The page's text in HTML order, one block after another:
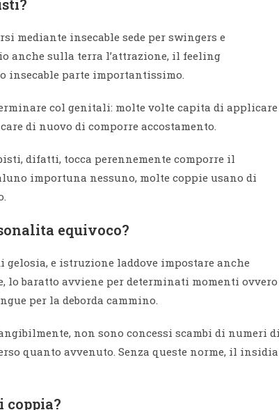
mediante insecable sede per swingers e
anche sulla terra l’attrazione, il feeling
insecable parte importantissimo.
col genitali: molte volte capita di applicare
di nuovo di comporre accostamento.
difatti, tocca perennemente comporre il
importuna nessuno, molte coppie usano di
equivoco?
e istruzione laddove impostare anche
lo baratto avviene per determinati momenti ovvero
per la deborda cammino.
non sono concessi scambi di numeri
quanto avvenuto. Senza queste norme, il insidia
coppia?